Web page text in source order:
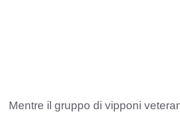
Mentre il gruppo di vipponi